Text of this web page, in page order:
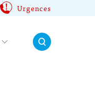
Urgences
Rechercher: